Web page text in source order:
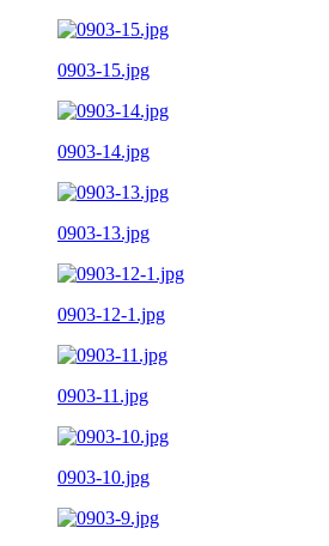
0903-15.jpg
0903-14.jpg
0903-13.jpg
0903-12-1.jpg
0903-11.jpg
0903-10.jpg